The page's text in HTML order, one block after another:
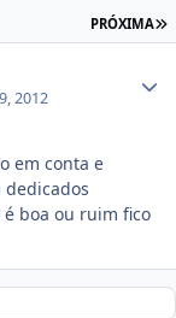
PRÓXIMA
2012
em conta e
boa ou ruim fico